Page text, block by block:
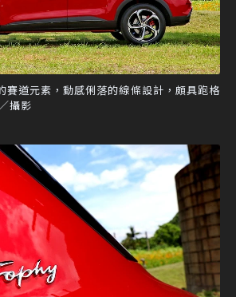
賽道元素，動感俐落的線條設計，頗具跑格
攝影